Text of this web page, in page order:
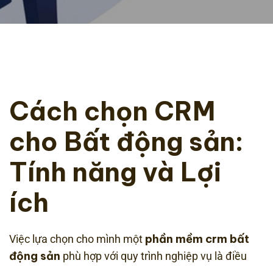
Cách chọn CRM
cho Bất động sản:
Tính năng và Lợi
ích
Việc lựa chọn cho mình một phần mềm crm bất
động sản phù hợp với quy trình nghiệp vụ là điều